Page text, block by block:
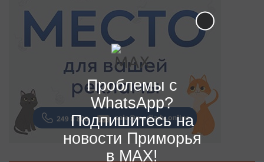
Проблемы с
WhatsApp?
Подпишитесь на
новости Приморья
в MAX!